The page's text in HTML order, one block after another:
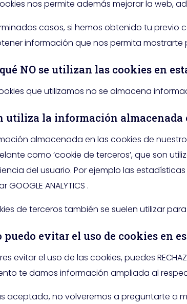
nos permite además mejorar la web,
casos, si hemos obtenido tu
información que nos permita
NO se utilizan las cookies en
que utilizamos no se almacena
utiliza la información almacenada
almacenada en las cookies de
como ‘cookie de terceros’, que son
del usuario. Por ejemplo las
GOOGLE ANALYTICS .
de terceros también se suelen utilizar
puedo evitar el uso de cookies en
evitar el uso de las cookies, puedes
te damos información ampliada al
aceptado, no volveremos a preguntarte a